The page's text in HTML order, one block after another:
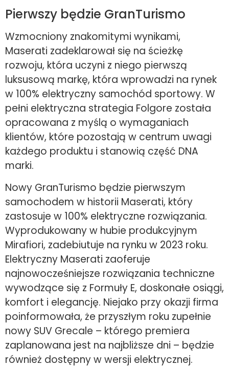
Pierwszy będzie GranTurismo
Wzmocniony znakomitymi wynikami,
Maserati zadeklarował się na ścieżkę
rozwoju, która uczyni z niego pierwszą
luksusową markę, która wprowadzi na rynek
w 100% elektryczny samochód sportowy. W
pełni elektryczna strategia Folgore została
opracowana z myślą o wymaganiach
klientów, które pozostają w centrum uwagi
każdego produktu i stanowią część DNA
marki.
Nowy GranTurismo będzie pierwszym
samochodem w historii Maserati, który
zastosuje w 100% elektryczne rozwiązania.
Wyprodukowany w hubie produkcyjnym
Mirafiori, zadebiutuje na rynku w 2023 roku.
Elektryczny Maserati zaoferuje
najnowocześniejsze rozwiązania techniczne
wywodzące się z Formuły E, doskonałe osiągi,
komfort i elegancję. Niejako przy okazji firma
poinformowała, że przyszłym roku zupełnie
nowy SUV Grecale – którego premiera
zaplanowana jest na najbliższe dni – będzie
również dostępny w wersji elektrycznej.